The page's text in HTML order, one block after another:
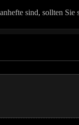
sind, sollten